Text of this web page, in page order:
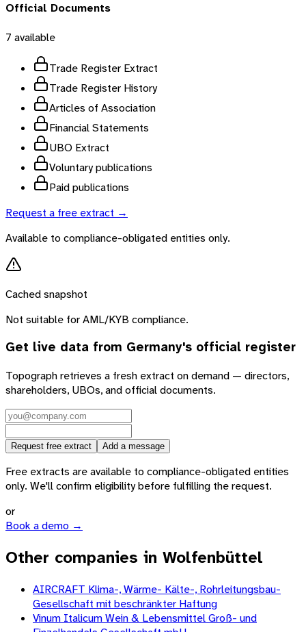
Official Documents
7 available
Trade Register Extract
Trade Register History
Articles of Association
Financial Statements
UBO Extract
Voluntary publications
Paid publications
Request a free extract →
Available to compliance-obligated entities only.
Cached snapshot
Not suitable for AML/KYB compliance.
Get live data from Germany's official register
Topograph retrieves a fresh extract on demand — directors,
shareholders, UBOs, and official documents.
Request free extract Add a message
Free extracts are available to compliance-obligated entities
only. We'll confirm eligibility before fulfilling the request.
or
Book a demo →
Other companies in Wolfenbüttel
AIRCRAFT Klima-, Wärme- Kälte-, Rohrleitungsbau-
Gesellschaft mit beschränkter Haftung
Vinum Italicum Wein & Lebensmittel Groß- und